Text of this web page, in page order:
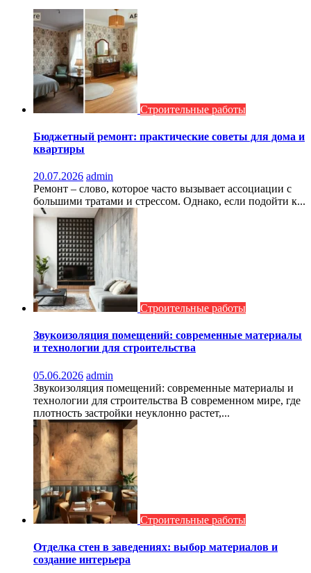
Строительные работы
Бюджетный ремонт: практические советы для дома и
квартиры
20.07.2026 admin
Ремонт – слово, которое часто вызывает ассоциации с
большими тратами и стрессом. Однако, если подойти к...
Строительные работы
Звукоизоляция помещений: современные материалы
и технологии для строительства
05.06.2026 admin
Звукоизоляция помещений: современные материалы и
технологии для строительства В современном мире, где
плотность застройки неуклонно растет,...
Строительные работы
Отделка стен в заведениях: выбор материалов и
создание интерьера